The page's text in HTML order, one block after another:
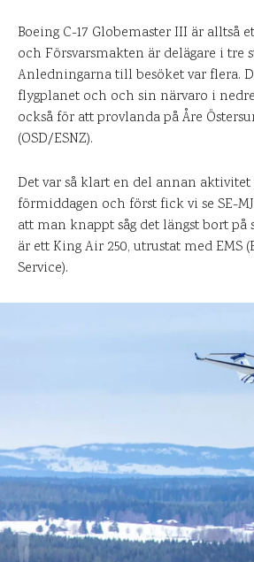
Boeing C-17 Globemaster III är
och Försvarsmakten är delägare i tre
Anledningarna till besöket var flera.
flygplanet och och sin närvaro i
också för att provlanda på Åre
(OSD/ESNZ).
Det var så klart en del annan aktivitet
förmiddagen och först fick vi se SE-
att man knappt såg det längst bort på
är ett King Air 250, utrustat med EMS
Service).